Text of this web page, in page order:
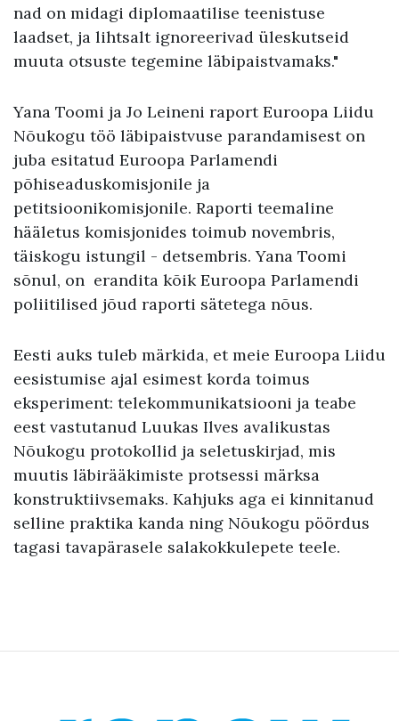
nad on midagi diplomaatilise teenistuse
laadset, ja lihtsalt ignoreerivad üleskutseid
muuta otsuste tegemine läbipaistvamaks."
Yana Toomi ja Jo Leineni raport Euroopa Liidu
Nõukogu töö läbipaistvuse parandamisest on
juba esitatud Euroopa Parlamendi
põhiseaduskomisjonile ja
petitsioonikomisjonile. Raporti teemaline
hääletus komisjonides toimub novembris,
täiskogu istungil - detsembris. Yana Toomi
sõnul, on erandita kõik Euroopa Parlamendi
poliitilised jõud raporti sätetega nõus.
Eesti auks tuleb märkida, et meie Euroopa Liidu
eesistumise ajal esimest korda toimus
eksperiment: telekommunikatsiooni ja teabe
eest vastutanud Luukas Ilves avalikustas
Nõukogu protokollid ja seletuskirjad, mis
muutis läbirääkimiste protsessi märksa
konstruktiivsemaks. Kahjuks aga ei kinnitanud
selline praktika kanda ning Nõukogu pöördus
tagasi tavapärasele salakokkulepete teele.